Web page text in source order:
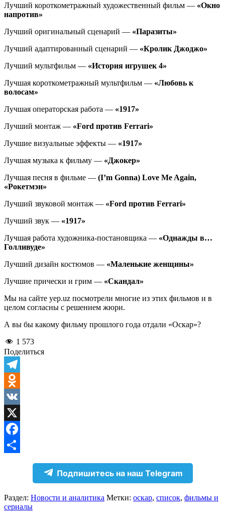
Лучший короткометражный художественный фильм — «Окно
напротив»
Лучший оригинальный сценарий — «Паразиты»
Лучший адаптированный сценарий — «Кролик Джоджо»
Лучший мультфильм — «История игрушек 4»
Лучшая короткометражный мультфильм — «Любовь к
волосам»
Лучшая операторская работа — «1917»
Лучший монтаж — «Ford против Ferrari»
Лучшие визуальные эффекты — «1917»
Лучшая музыка к фильму — «Джокер»
Лучшая песня в фильме — (I’m Gonna) Love Me Again,
«Рокетмэн»
Лучший звуковой монтаж — «Ford против Ferrari»
Лучший звук — «1917»
Лучшая работа художника-постановщика — «Однажды в…
Голливуде»
Лучший дизайн костюмов — «Маленькие женщины»
Лучшие прически и грим — «Скандал»
Мы на сайте yep.uz посмотрели многие из этих фильмов и в
целом согласны с решением жюри.
А вы бы какому фильму прошлого года отдали «Оскар»?
1 573
Поделиться
Telegram
Odnoklassniki
VK
X
Facebook
Подпишитесь на наш Telegram
Раздел: Новости и аналитика Метки: оскар, список, фильмы и
сериалы